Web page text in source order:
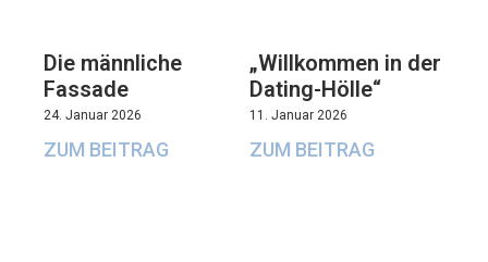
Die männliche
Fassade
24. Januar 2026
ZUM BEITRAG
„Willkommen in der
Dating-Hölle“
11. Januar 2026
ZUM BEITRAG